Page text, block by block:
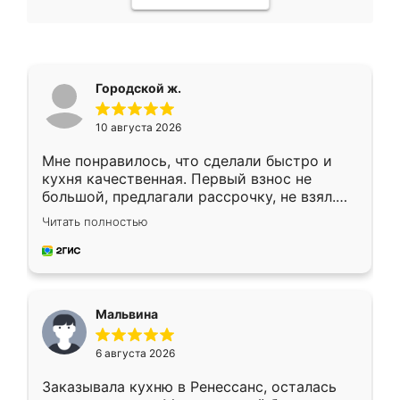
Городской ж.
10 августа 2026
Мне понравилось, что сделали быстро и
кухня качественная. Первый взнос не
большой, предлагали рассрочку, не взял.
Ждал меньше месяца, сборщик с прямыми
руками. По цене вышло адекватно.
Рекомендую!
Читать полностью
Мальвина
6 августа 2026
Заказывала кухню в Ренессанс, осталась